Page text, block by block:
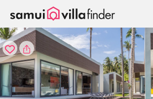
Cookie-Einstellungen